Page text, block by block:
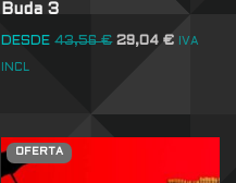
Buda 3
DESDE 43,56€ 29,04€ IVA
INCL
OFERTA